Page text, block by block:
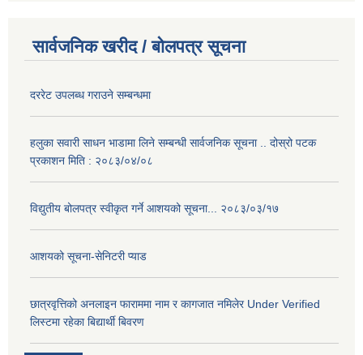
सार्वजनिक खरीद / बोलपत्र सूचना
दररेट उपलब्ध गराउने सम्बन्धमा
हलुका सवारी साधन भाडामा लिने सम्बन्धी सार्वजनिक सूचना .. दोस्रो पटक
प्रकाशन मिति : २०८३/०४/०८
विद्युतीय बोलपत्र स्वीकृत गर्ने आशयको सूचना... २०८३/०३/१७
आशयको सूचना-सेनिटरी प्याड
छात्रवृत्तिको अनलाइन फाराममा नाम र कागजात नमिलेर Under Verified
लिस्टमा रहेका बिद्यार्थी बिवरण